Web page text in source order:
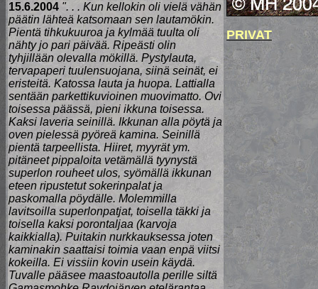
PRIVAT
15.6.2004 ". . . Kun kellokin oli vielä vähän
päätin lähteä katsomaan sen lautamökin.
Pientä tihkukuuroa ja kylmää tuulta oli
nähty jo pari päivää. Ripeästi olin
tyhjillään olevalla mökillä. Pystylauta,
tervapaperi tuulensuojana, siinä seinät, ei
eristeitä. Katossa lauta ja huopa. Lattialla
sentään parkettikuvioinen muovimatto. Ovi
toisessa päässä, pieni ikkuna toisessa.
Kaksi laveria seinillä. Ikkunan alla pöytä ja
oven pielessä pyöreä kamina. Seinillä
pientä tarpeellista. Hiiret, myyrät ym.
pitäneet pippaloita vetämällä tyynystä
superlon rouheet ulos, syömällä ikkunan
eteen ripustetut sokerinpalat ja
paskomalla pöydälle. Molemmilla
lavitsoilla superlonpatjat, toisella täkki ja
toisella kaksi porontaljaa (karvoja
kaikkialla). Puitakin nurkkauksessa joten
kaminakin saattaisi toimia vaan enpä viitsi
kokeilla. Ei vissiin kovin usein käydä.
Tuvalle pääsee maastoautolla perille siltä